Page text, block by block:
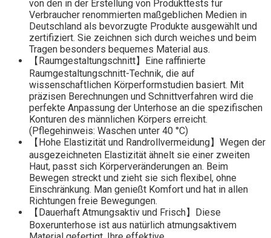
von den in der Erstellung von Produkttests für
Verbraucher renommierten maßgeblichen Medien in
Deutschland als bevorzugte Produkte ausgewählt und
zertifiziert. Sie zeichnen sich durch weiches und beim
Tragen besonders bequemes Material aus.
【Raumgestaltungschnitt】Eine raffinierte
Raumgestaltungschnitt-Technik, die auf
wissenschaftlichen Körperformstudien basiert. Mit
präzisen Berechnungen und Schnittverfahren wird die
perfekte Anpassung der Unterhose an die spezifischen
Konturen des männlichen Körpers erreicht.
(Pflegehinweis: Waschen unter 40 °C)
【Hohe Elastizität und Randrollvermeidung】Wegen der
ausgezeichneten Elastizität ähnelt sie einer zweiten
Haut, passt sich Körperveränderungen an. Beim
Bewegen streckt und zieht sie sich flexibel, ohne
Einschränkung. Man genießt Komfort und hat in allen
Richtungen freie Bewegungen.
【Dauerhaft Atmungsaktiv und Frisch】Diese
Boxerunterhose ist aus natürlich atmungsaktivem